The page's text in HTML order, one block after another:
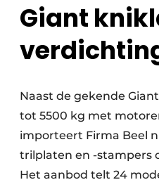
Giant
Naast de gekende
tot 5500 kg met
importeert Firma Beel
trilplaten en -stampers
Het aanbod telt 24